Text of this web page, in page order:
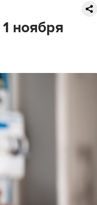
ноября